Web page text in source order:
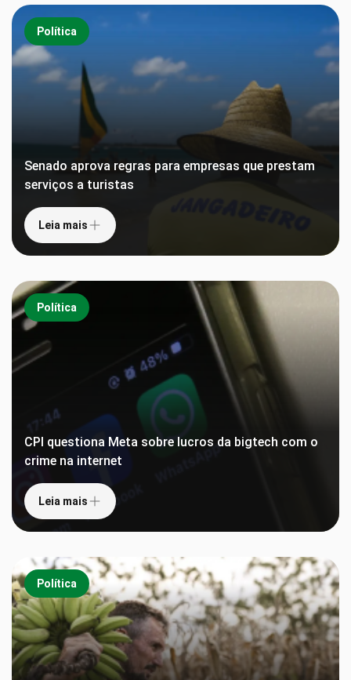
Política
Senado aprova regras para empresas que prestam
serviços a turistas
Leia mais
Política
CPI questiona Meta sobre lucros da bigtech com o
crime na internet
Leia mais
Política